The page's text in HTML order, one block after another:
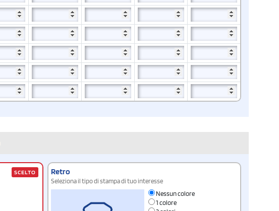
SCELTO Retro
Seleziona il tipo di stampa di tuo interesse
Nessun colore
1 colore